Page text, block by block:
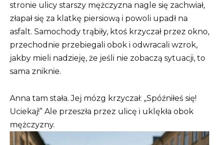
stronie ulicy starszy mężczyzna nagle się zachwiał,
złapał się za klatkę piersiową i powoli upadł na
asfalt. Samochody trąbiły, ktoś krzyczał przez okno,
przechodnie przebiegali obok i odwracali wzrok,
jakby mieli nadzieję, że jeśli nie zobaczą sytuacji, to
sama zniknie.
Anna tam stała. Jej mózg krzyczał: „Spóźniłeś się!
Uciekaj!” Ale przeszła przez ulicę i uklękła obok
mężczyzny.